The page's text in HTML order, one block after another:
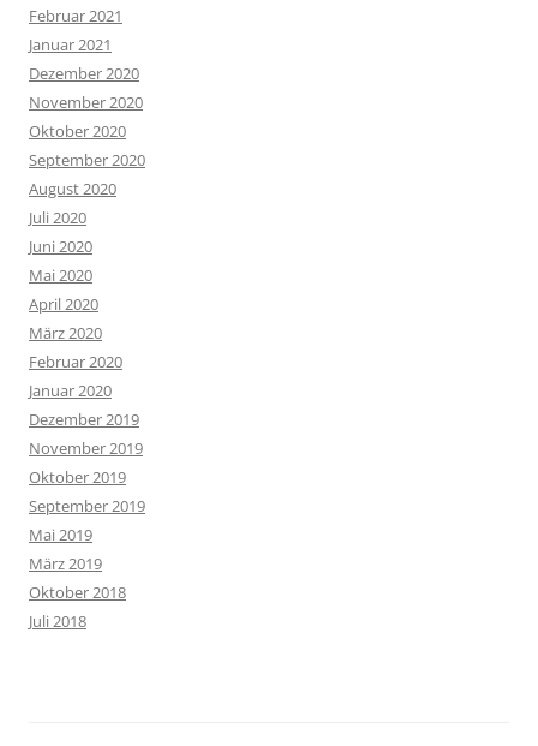
Februar 2021
Januar 2021
Dezember 2020
November 2020
Oktober 2020
September 2020
August 2020
Juli 2020
Juni 2020
Mai 2020
April 2020
März 2020
Februar 2020
Januar 2020
Dezember 2019
November 2019
Oktober 2019
September 2019
Mai 2019
März 2019
Oktober 2018
Juli 2018